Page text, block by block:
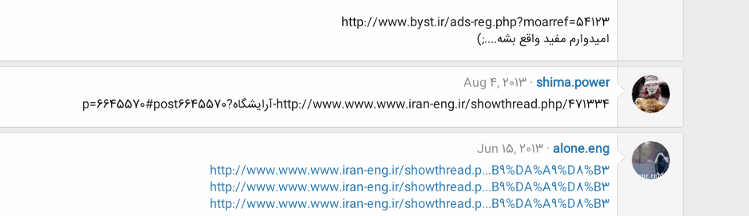
http://www.byst.ir/ads-reg.php?moarref=54123
امیدوارم مفید واقع بشه....;)
shima.power
Aug 4, 2013
http://www.www.www.iran-eng.ir/showthread.php/471334-آرایشگاه?p=6645570#post6645570
alone.eng
Jun 15, 2013
http://www.www.www.iran-eng.ir/showthread.p...B9%DA%A9%D8%B3
http://www.www.www.iran-eng.ir/showthread.p...B9%DA%A9%D8%B3
http://www.www.www.iran-eng.ir/showthread.p...B9%DA%A9%D8%B3